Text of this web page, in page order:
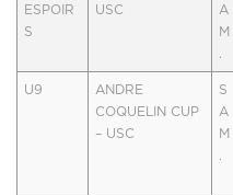
ESPOIR
S
USC
A
M
U9
ANDRE
COQUELIN CUP
– USC
S
A
M
.